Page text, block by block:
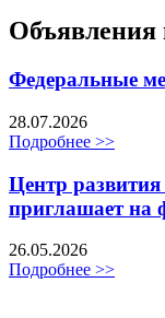
Объявления
Федеральные
28.07.2026
Подробнее >>
Центр
приглашает на
26.05.2026
Подробнее >>